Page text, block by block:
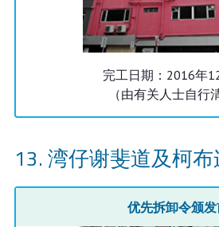
完工日期：2016年
（由有关人士自行
湾仔谢斐道及柯布
优先拆卸令颁